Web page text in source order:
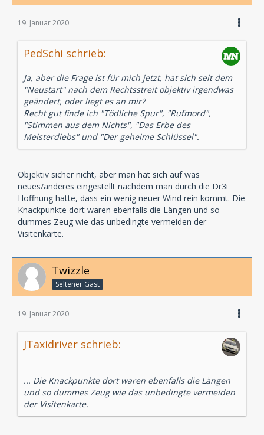
19. Januar 2020
PedSchi schrieb:
Ja, aber die Frage ist für mich jetzt, hat sich seit dem
"Neustart" nach dem Rechtsstreit objektiv irgendwas
geändert, oder liegt es an mir?
Recht gut finde ich "Tödliche Spur", "Rufmord",
"Stimmen aus dem Nichts", "Das Erbe des
Meisterdiebs" und "Der geheime Schlüssel".
Objektiv sicher nicht, aber man hat sich auf was
neues/anderes eingestellt nachdem man durch die Dr3i
Hoffnung hatte, dass ein wenig neuer Wind rein kommt. Die
Knackpunkte dort waren ebenfalls die Längen und so
dummes Zeug wie das unbedingte vermeiden der
Visitenkarte.
Twizzle
Seltener Gast
19. Januar 2020
JTaxidriver schrieb:
... Die Knackpunkte dort waren ebenfalls die Längen
und so dummes Zeug wie das unbedingte vermeiden
der Visitenkarte.